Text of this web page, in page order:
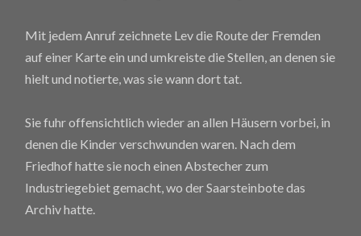
Mit jedem Anruf zeichnete Lev die Route der Fremden
auf einer Karte ein und umkreiste die Stellen, an denen sie
hielt und notierte, was sie wann dort tat.
Sie fuhr offensichtlich wieder an allen Häusern vorbei, in
denen die Kinder verschwunden waren. Nach dem
Friedhof hatte sie noch einen Abstecher zum
Industriegebiet gemacht, wo der Saarsteinbote das
Archiv hatte.